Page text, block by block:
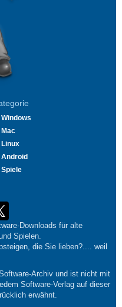
Windows
Mac
Linux
Android
Spiele
Downloads für alte
Spielen.
die Sie lieben?.... weil
Archiv und ist nicht mit
Software-Verlag auf dieser
erwähnt.